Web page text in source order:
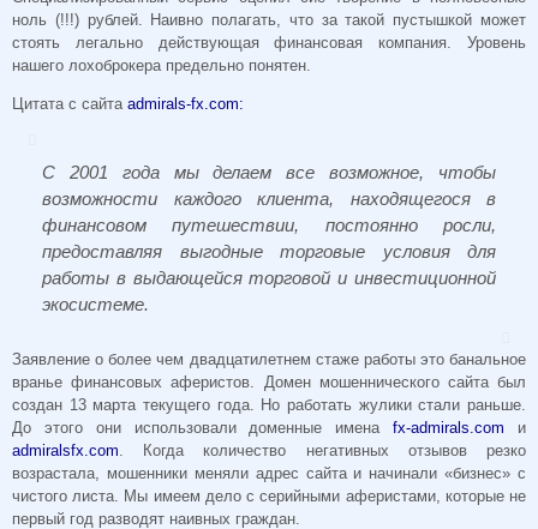
ноль (!!!) рублей. Наивно полагать, что за такой пустышкой может
стоять легально действующая финансовая компания. Уровень
нашего лохоброкера предельно понятен.
Цитата с сайта admirals-fx.com:
С 2001 года мы делаем все возможное, чтобы
возможности каждого клиента, находящегося в
финансовом путешествии, постоянно росли,
предоставляя выгодные торговые условия для
работы в выдающейся торговой и инвестиционной
экосистеме.
Заявление о более чем двадцатилетнем стаже работы это банальное
вранье финансовых аферистов. Домен мошеннического сайта был
создан 13 марта текущего года. Но работать жулики стали раньше.
До этого они использовали доменные именаfx-admirals.com и
admiralsfx.com. Когда количество негативных отзывов резко
возрастала, мошенники меняли адрес сайта и начинали «бизнес» с
чистого листа. Мы имеем дело с серийными аферистами, которые не
первый год разводят наивных граждан.